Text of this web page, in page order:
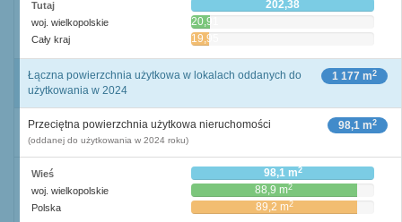
Tutaj 202,38
woj. wielkopolskie 20,91
Cały kraj 19,95
1 177 m2
Łączna powierzchnia użytkowa w lokalach oddanych do
użytkowania w 2024
98,1 m2
Przeciętna powierzchnia użytkowa nieruchomości
(oddanej do użytkowania w 2024 roku)
Wieś 98,1 m2
woj. wielkopolskie 88,9 m2
Polska 89,2 m2